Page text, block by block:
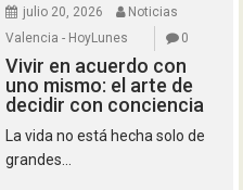
julio 20, 2026
Noticias
Valencia - HoyLunes
0
Vivir en acuerdo con
uno mismo: el arte de
decidir con conciencia
La vida no está hecha solo de
grandes...